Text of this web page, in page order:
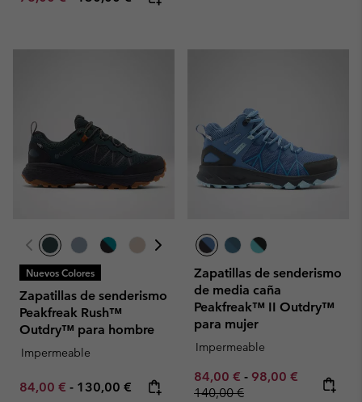
Nuevos Colores
Zapatillas de senderismo
Peakfreak Rush™
Outdry™ para hombre
Impermeable
Minimum sale price:
84,00 € - Maximum price:
130,00 €
Zapatillas de senderismo
de media caña
Peakfreak™ II Outdry™
para mujer
Impermeable
Minimum sale price:
84,00 € - Maximum sale
98,00 € Regular
140,00 €